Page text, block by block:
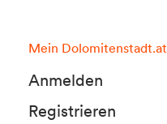
Mein Dolomitenstadt.at
Anmelden
Registrieren